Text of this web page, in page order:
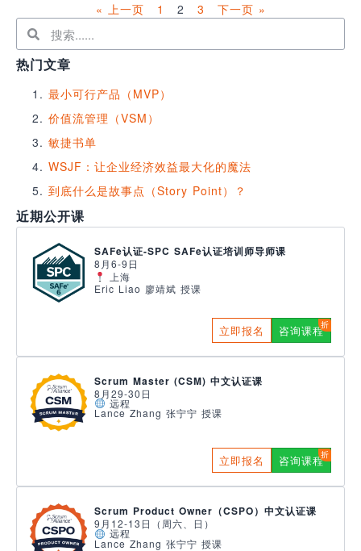
« 上一页 1 2 3 下一页 »
热门文章
最小可行产品（MVP）
价值流管理（VSM）
敏捷书单
WSJF：让企业经济效益最大化的魔法
到底什么是故事点（Story Point）？
近期公开课
SAFe认证-SPC SAFe认证培训师导师课
8月6-9日
上海
Eric Liao 廖靖斌 授课
立即报名 咨询课程
Scrum Master (CSM) 中文认证课
8月29-30日
远程
Lance Zhang 张宁宁 授课
立即报名 咨询课程
Scrum Product Owner（CSPO）中文认证课
9月12-13日（周六、日）
远程
Lance Zhang 张宁宁 授课